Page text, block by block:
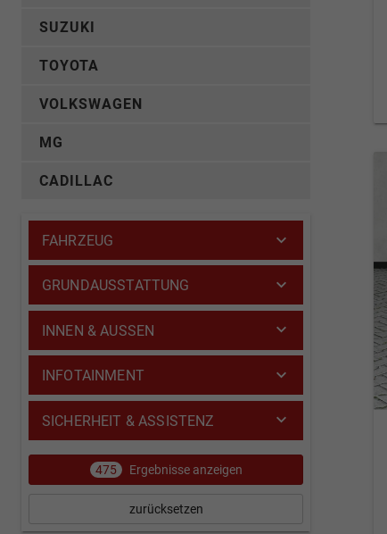
SUZUKI
TOYOTA
VOLKSWAGEN
MG
CADILLAC
FAHRZEUG
GRUNDAUSSTATTUNG
INNEN & AUSSEN
INFOTAINMENT
SICHERHEIT & ASSISTENZ
475 Ergebnisse anzeigen
zurücksetzen